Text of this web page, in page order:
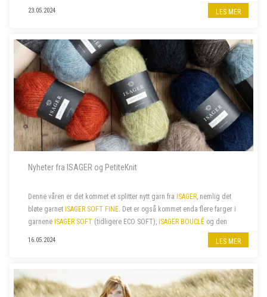
velkommen farge som beriker sinn, kropp og sjel. Naturligvi...
23.05.2024 LES MER
Nyheter fra ISAGER og PetiteKnit
Denne våren er det kommet et splitter nytt garn fra ISAGER, nemlig det
bløte garnet ISAGER SOFT FINE. Det er også kommet enda flere farger i
garnene ISAGER SOFT (tidligere ECO SOFT), ISAGER BOUCLÉ og den
. I tillegg har vi nylig fått...
16.05.2024 LES MER